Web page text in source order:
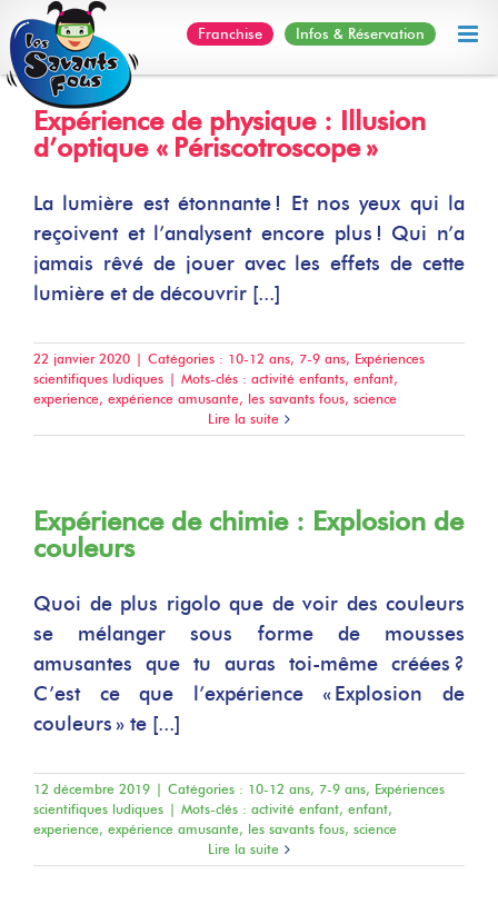
Skip
to
content
Infos & Réservation
Franchise
Expérience de physique : Illusion
d’optique « Périscotroscope »
La lumière est étonnante ! Et nos yeux qui la
reçoivent et l’analysent encore plus ! Qui n’a
jamais rêvé de jouer avec les effets de cette
lumière et de découvrir [...]
22 janvier 2020 | Catégories : 10-12 ans, 7-9 ans, Expériences
scientifiques ludiques | Mots-clés : activité enfants, enfant,
experience, expérience amusante, les savants fous, science
Lire la suite
Expérience de chimie : Explosion de
couleurs
Quoi de plus rigolo que de voir des couleurs
se mélanger sous forme de mousses
amusantes que tu auras toi-même créées ?
C’est ce que l’expérience « Explosion de
couleurs » te [...]
12 décembre 2019 | Catégories : 10-12 ans, 7-9 ans, Expériences
scientifiques ludiques | Mots-clés : activité enfant, enfant,
experience, expérience amusante, les savants fous, science
Lire la suite